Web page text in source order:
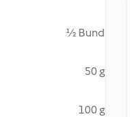
½ Bund
50 g
100 g